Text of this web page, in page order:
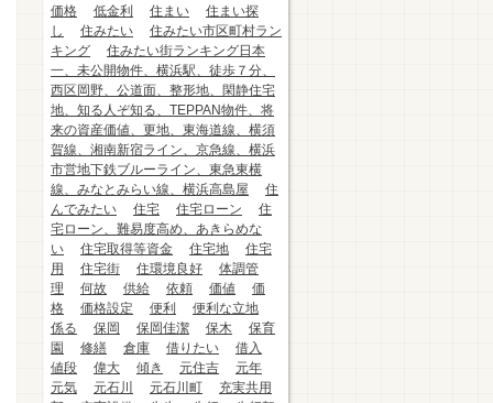
価格
低金利 住まい
住まい探
し
住みたい
住みたい市区町村ラン
キング
住みたい街ランキング日本
一、未公開物件、横浜駅、徒歩７分、
西区岡野、公道面、整形地、閑静住宅
地、知る人ぞ知る、TEPPAN物件、将
来の資産価値、更地、東海道線、横須
賀線、湘南新宿ライン、京急線、横浜
市営地下鉄ブルーライン、東急東横
線、みなとみらい線、横浜高島屋
住
んでみたい
住宅 住宅ローン
住
宅ローン、難易度高め、あきらめな
い
住宅取得等資金 住宅地
住宅
用
住宅街 住環境良好
体調管
理
何故 供給 依頼 価値
価
格
価格設定 便利
便利な立地
係る
保岡 保岡佳潔 保木
保育
園
修繕 倉庫 借りたい
借入
値段
偉大 傾き 元住吉
元年
元気
元石川 元石川町
充実共用